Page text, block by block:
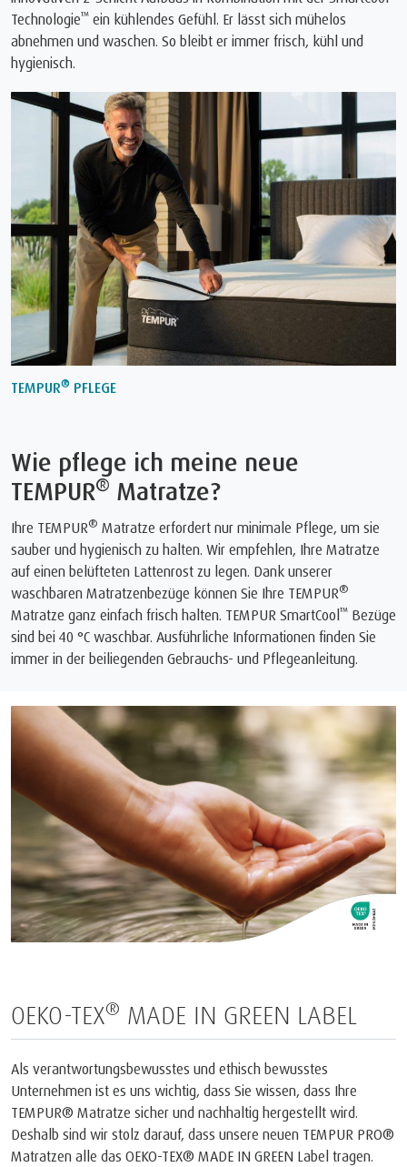
Technologie™ ein kühlendes Gefühl. Er lässt sich mühelos
abnehmen und waschen. So bleibt er immer frisch, kühl und
hygienisch.
TEMPUR® PFLEGE
Wie pflege ich meine neue
TEMPUR® Matratze?
Ihre TEMPUR® Matratze erfordert nur minimale Pflege, um sie
sauber und hygienisch zu halten. Wir empfehlen, Ihre Matratze
auf einen belüfteten Lattenrost zu legen. Dank unserer
waschbaren Matratzenbezüge können Sie Ihre TEMPUR®
Matratze ganz einfach frisch halten. TEMPUR SmartCool ™ Bezüge
sind bei 40 °C waschbar. Ausführliche Informationen finden Sie
immer in der beiliegenden Gebrauchs- und Pflegeanleitung.
OEKO-TEX® MADE IN GREEN LABEL
Als verantwortungsbewusstes und ethisch bewusstes
Unternehmen ist es uns wichtig, dass Sie wissen, dass Ihre
TEMPUR® Matratze sicher und nachhaltig hergestellt wird.
Deshalb sind wir stolz darauf, dass unsere neuen TEMPUR PRO®
Matratzen alle das OEKO-TEX® MADE IN GREEN Label tragen.